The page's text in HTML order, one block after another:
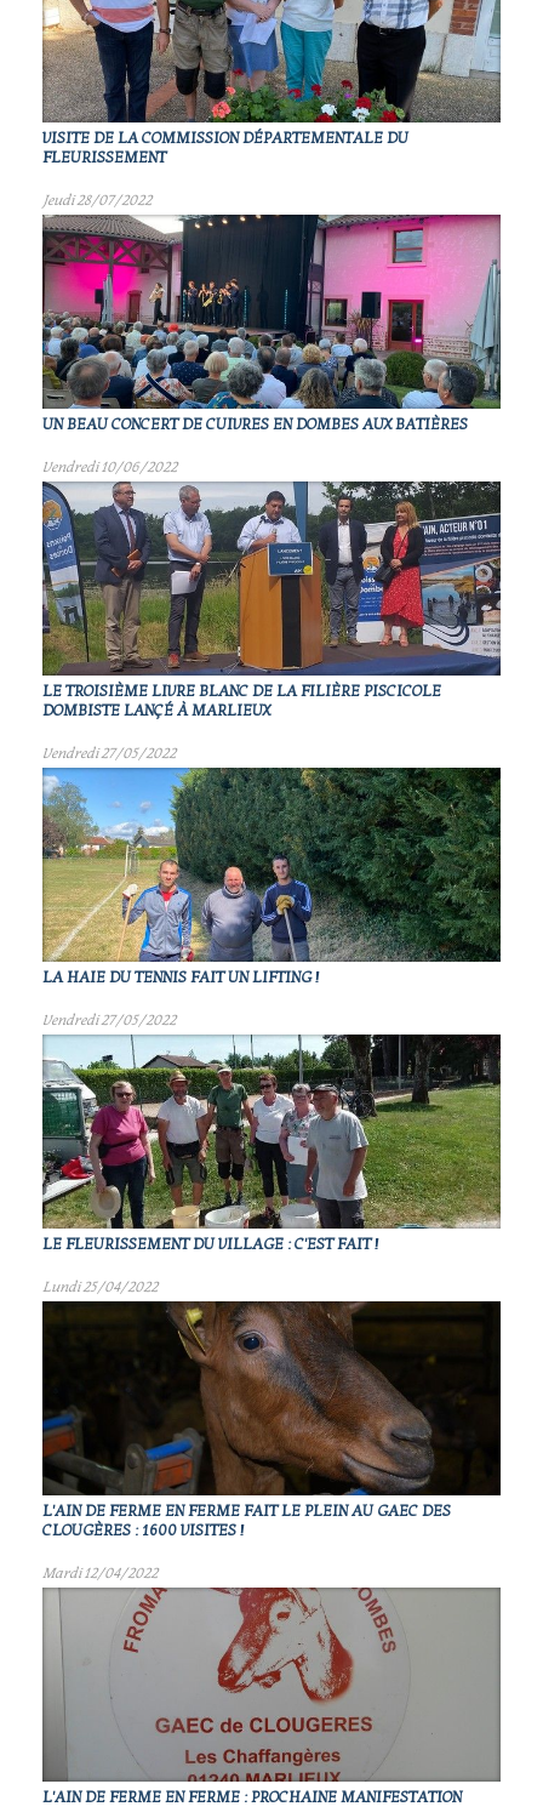
VISITE DE LA COMMISSION DÉPARTEMENTALE DU
FLEURISSEMENT
Jeudi 28/07/2022
UN BEAU CONCERT DE CUIVRES EN DOMBES AUX BATIÈRES
Vendredi 10/06/2022
LE TROISIÈME LIVRE BLANC DE LA FILIÈRE PISCICOLE
DOMBISTE LANÇÉ À MARLIEUX
Vendredi 27/05/2022
LA HAIE DU TENNIS FAIT UN LIFTING !
Vendredi 27/05/2022
LE FLEURISSEMENT DU VILLAGE : C'EST FAIT !
Lundi 25/04/2022
L'AIN DE FERME EN FERME FAIT LE PLEIN AU GAEC DES
CLOUGÈRES : 1600 VISITES !
Mardi 12/04/2022
L'AIN DE FERME EN FERME : PROCHAINE MANIFESTATION